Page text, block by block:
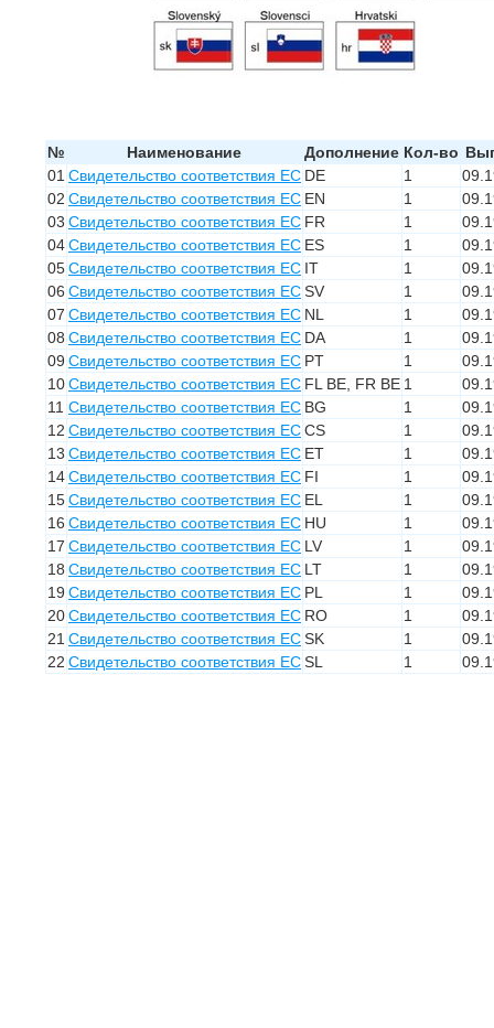
№ Наименование Дополнение Кол-во
01 Свидетельство соответствия ЕС DE 1
02 Свидетельство соответствия ЕС EN 1
03 Свидетельство соответствия ЕС FR 1
04Свидетельство соответствия ЕС ES 1
05Свидетельство соответствия ЕС IT 1
06 Свидетельство соответствия ЕСSV 1
07 Свидетельство соответствия ЕС NL 1
08 Свидетельство соответствия ЕС DA 1
09 Свидетельство соответствия ЕС PT 1
10Свидетельство соответствия ЕС FL BE, FR BE 1
11 Свидетельство соответствия ЕС BG 1
12 Свидетельство соответствия ЕСCS 1
13 Свидетельство соответствия ЕС ET 1
14Свидетельство соответствия ЕС FI 1
15Свидетельство соответствия ЕС EL 1
16 Свидетельство соответствия ЕС HU 1
17 Свидетельство соответствия ЕС LV 1
18 Свидетельство соответствия ЕС LT 1
19 Свидетельство соответствия ЕС PL 1
20Свидетельство соответствия ЕС RO 1
21 Свидетельство соответствия ЕСSK 1
22 Свидетельство соответствия ЕСSL 1